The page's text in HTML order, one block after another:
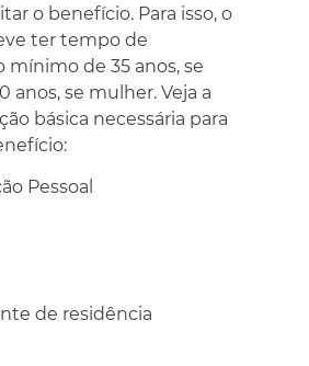
o benefício. Para isso, o
ter tempo de
de 35 anos, se
anos, se mulher. Veja a
básica necessária para
Pessoal
de residência